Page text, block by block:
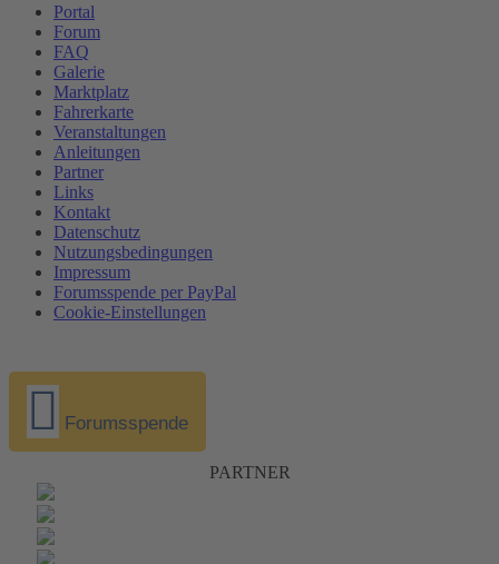
Portal
Forum
FAQ
Galerie
Marktplatz
Fahrerkarte
Veranstaltungen
Anleitungen
Partner
Links
Kontakt
Datenschutz
Nutzungsbedingungen
Impressum
Forumsspende per PayPal
Cookie-Einstellungen
Forumsspende
PARTNER